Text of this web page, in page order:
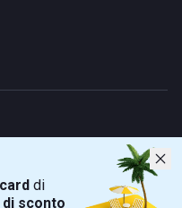
di
di sconto
48, 47923 Rimini (RN), IT -
delle imprese di Rimini
(RN), IT
+39 0541 772375